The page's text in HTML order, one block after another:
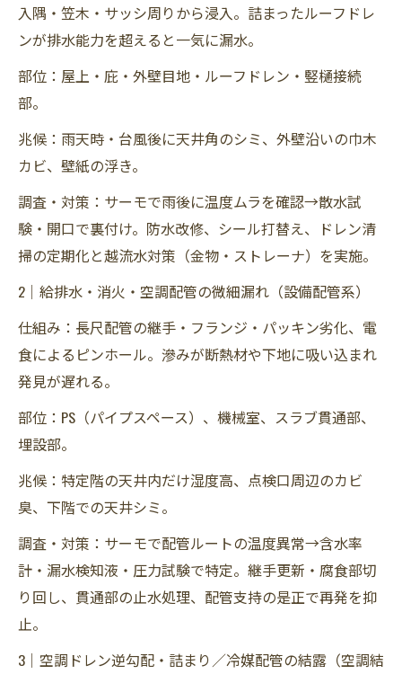
入隅・笠木・サッシ周りから浸入。詰まったルーフドレ
ンが排水能力を超えると一気に漏水。
部位：屋上・庇・外壁目地・ルーフドレン・竪樋接続
部。
兆候：雨天時・台風後に天井角のシミ、外壁沿いの巾木
カビ、壁紙の浮き。
調査・対策：サーモで雨後に温度ムラを確認→散水試
験・開口で裏付け。防水改修、シール打替え、ドレン清
掃の定期化と越流水対策（金物・ストレーナ）を実施。
2｜給排水・消火・空調配管の微細漏れ（設備配管系）
仕組み：長尺配管の継手・フランジ・パッキン劣化、電
食によるピンホール。滲みが断熱材や下地に吸い込まれ
発見が遅れる。
部位：PS（パイプスペース）、機械室、スラブ貫通部、
埋設部。
兆候：特定階の天井内だけ湿度高、点検口周辺のカビ
臭、下階での天井シミ。
調査・対策：サーモで配管ルートの温度異常→含水率
計・漏水検知液・圧力試験で特定。継手更新・腐食部切
り回し、貫通部の止水処理、配管支持の是正で再発を抑
止。
3｜空調ドレン逆勾配・詰まり／冷媒配管の結露（空調結